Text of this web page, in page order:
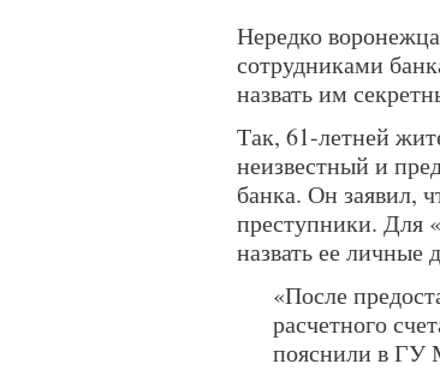
Нередко
сотрудниками
назвать им
Так, 61-летней
неизвестный и
банка. Он заявил,
преступники. Для
назвать ее личные
«После
расчетного
пояснили в ГУ